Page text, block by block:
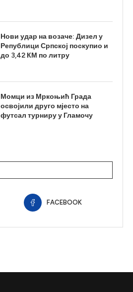
Нови удар на возаче: Дизел у
Републици Српској поскупио и
до 3,42 КМ по литру
Момци из Мркоњић Града
освојили друго мјесто на
футсал турниру у Гламочу
FACEBOOK